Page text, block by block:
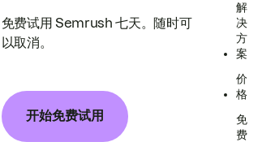
免费试用 Semrush 七天。随时可
以取消。
开始免费试用
解
决
方
案
价
格
免
费